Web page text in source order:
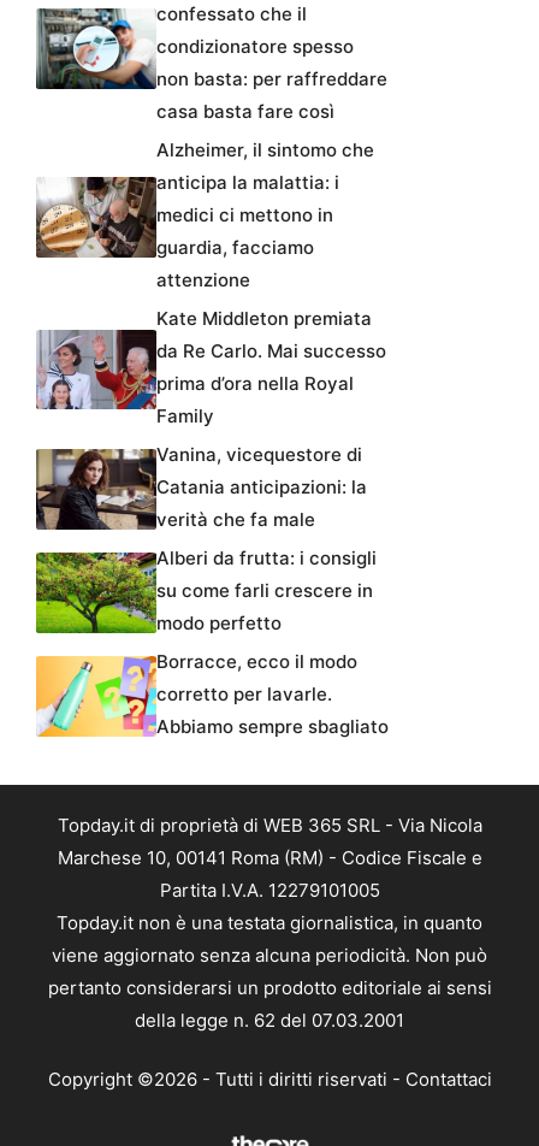
confessato che il
condizionatore spesso
non basta: per raffreddare
casa basta fare così
Alzheimer, il sintomo che
anticipa la malattia: i
medici ci mettono in
guardia, facciamo
attenzione
Kate Middleton premiata
da Re Carlo. Mai successo
prima d’ora nella Royal
Family
Vanina, vicequestore di
Catania anticipazioni: la
verità che fa male
Alberi da frutta: i consigli
su come farli crescere in
modo perfetto
Borracce, ecco il modo
corretto per lavarle.
Abbiamo sempre sbagliato
Topday.it di proprietà di WEB 365 SRL - Via Nicola
Marchese 10, 00141 Roma (RM) - Codice Fiscale e
Partita I.V.A. 12279101005
Topday.it non è una testata giornalistica, in quanto
viene aggiornato senza alcuna periodicità. Non può
pertanto considerarsi un prodotto editoriale ai sensi
della legge n. 62 del 07.03.2001
Copyright ©2026 - Tutti i diritti riservati - Contattaci